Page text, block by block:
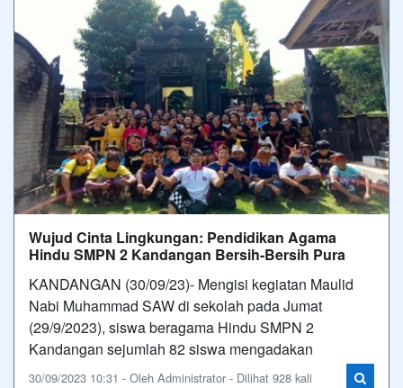
Wujud Cinta Lingkungan: Pendidikan Agama
Hindu SMPN 2 Kandangan Bersih-Bersih Pura
KANDANGAN (30/09/23)- Mengisi kegiatan Maulid
Nabi Muhammad SAW di sekolah pada Jumat
(29/9/2023), siswa beragama Hindu SMPN 2
Kandangan sejumlah 82 siswa mengadakan
30/09/2023 10:31 - Oleh Administrator - Dilihat 928 kali